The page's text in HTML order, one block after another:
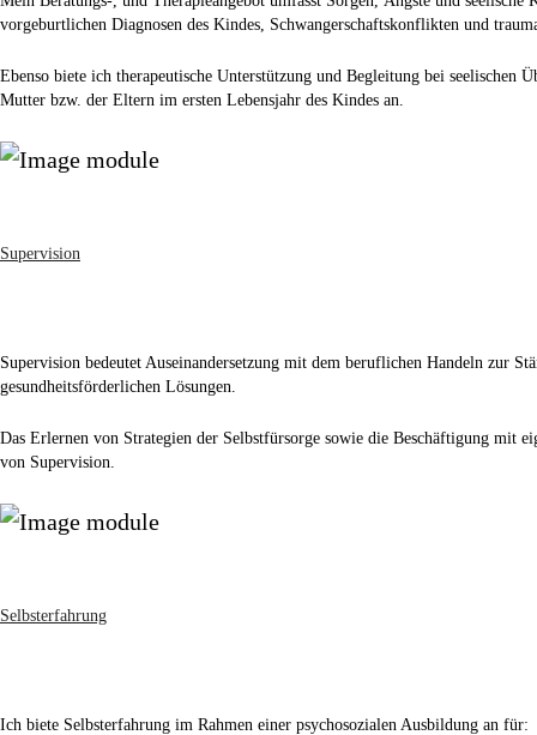
vorgeburtlichen Diagnosen des Kindes, Schwangerschaftskonflikten und
Ebenso biete ich therapeutische Unterstützung und Begleitung bei seelischen
Mutter bzw. der Eltern im ersten Lebensjahr des Kindes an.
Supervision
Supervision bedeutet Auseinandersetzung mit dem beruflichen Handeln zur
gesundheitsförderlichen Lösungen.
Das Erlernen von Strategien der Selbstfürsorge sowie die Beschäftigung mit
von Supervision.
Selbsterfahrung
Ich biete Selbsterfahrung im Rahmen einer psychosozialen Ausbildung an für: